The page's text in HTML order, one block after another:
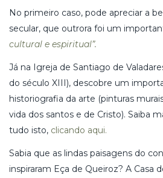
No primeiro caso, pode apreciar a
secular, que outrora foi um
cultural e espiritual”.
Já na Igreja de Santiago de
do século XIII), descobre um
historiografia da arte (pinturas
vida dos santos e de Cristo). Saiba
tudo isto, clicando aqui.
Sabia que as lindas paisagens do
inspiraram Eça de Queiroz? A Casa